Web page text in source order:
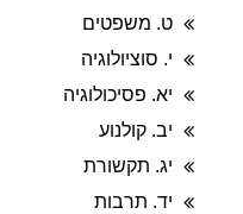
ט. משפטים
י. סוציולוגיה
יא. פסיכולוגיה
יב. קולנוע
יג. תקשורת
יד. תרבות